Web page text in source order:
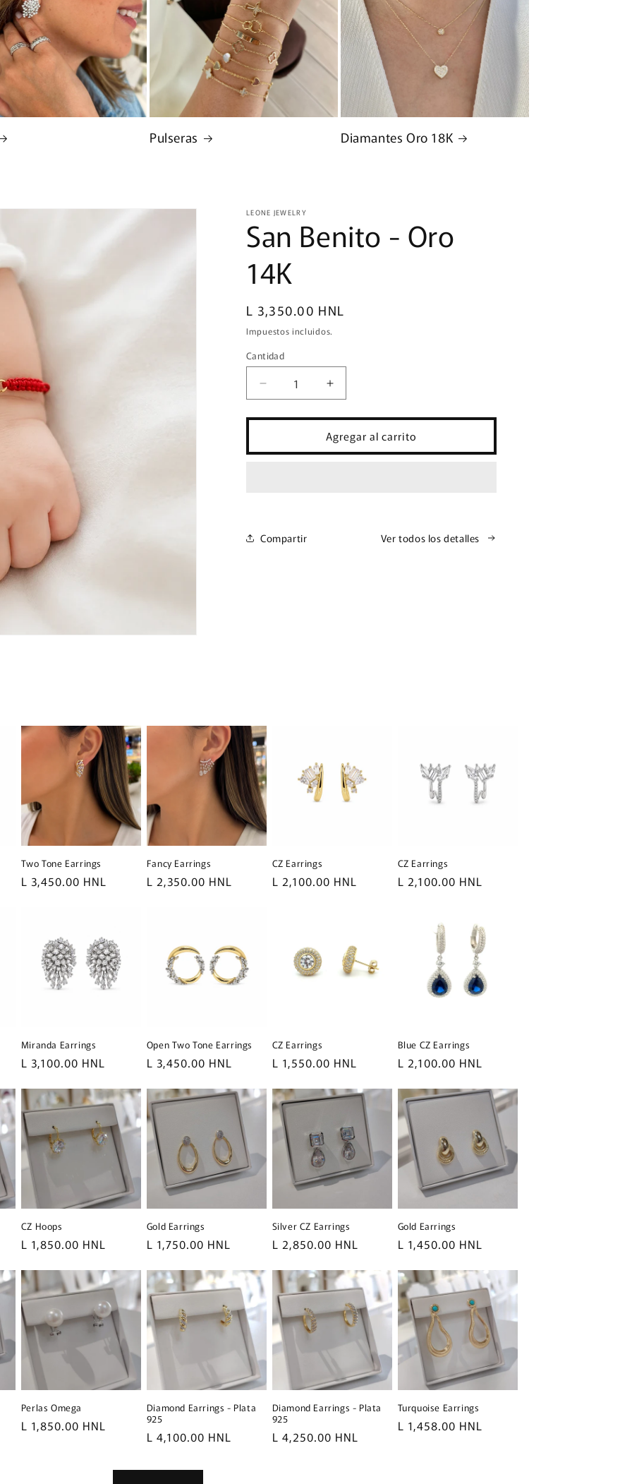
Pulseras Diamantes Oro 18K
LEONE JEWELRY
San Benito - Oro
14K
Precio
habitual
L 3,350.00 HNL
Impuestos incluidos.
Cantidad
Cantidad
Reducir
cantidad
para
Benito
Aumentar
cantidad
para
San
Benito
Agregar al carrito
Compartir Ver todos los detalles
Two Tone Earrings
Precio
L 3,450.00 HNL
Fancy Earrings
Precio
L 2,350.00 HNL
CZ Earrings
Precio
L 2,100.00 HNL
CZ Earrings
Precio
L 2,100.00 HNL
Miranda Earrings
Precio
L 3,100.00 HNL
Open Two Tone Earrings
Precio
L 3,450.00 HNL
CZ Earrings
Precio
L 1,550.00 HNL
Blue CZ Earrings
Precio
L 2,100.00 HNL
CZ Hoops
Precio
L 1,850.00 HNL
Gold Earrings
Precio
L 1,750.00 HNL
Silver CZ Earrings
Precio
L 2,850.00 HNL
Gold Earrings
Precio
L 1,450.00 HNL
Perlas Omega
Precio
L 1,850.00 HNL
Diamond Earrings - Plata
925
Precio
L 4,100.00 HNL
Diamond Earrings - Plata
925
Precio
L 4,250.00 HNL
Turquoise Earrings
Precio
L 1,458.00 HNL